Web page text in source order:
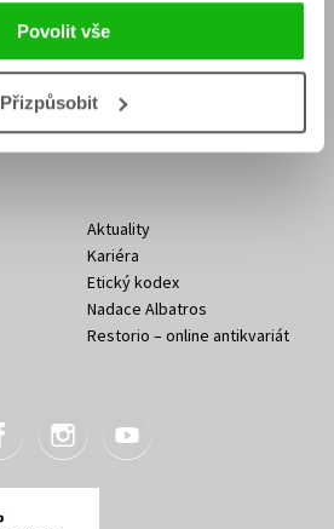
Povolit vše
PřizpůsobitKontakty Albatros Media
Aktuality
Kariéra
Etický kodex
Nadace Albatros
Restorio – online antikvariát